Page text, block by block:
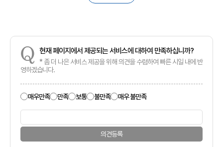
Q 현재 페이지에서 제공되는 서비스에 대하여 만족하십니까?
* 좀 더 나은 서비스 제공을 위해 의견을 수렴하여 빠른 시일 내에 반
영하겠습니다.
매우만족 만족 보통 불만족 매우 불만족
의견등록